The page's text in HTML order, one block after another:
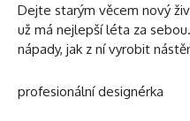
Dejte starým věcem nový
už má nejlepší léta za
nápady, jak z ní vyrobit
profesionální designérka